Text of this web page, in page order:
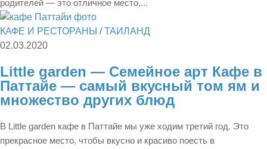
родителей — это отличное место,...
КАФЕ И РЕСТОРАНЫ /ТАИЛАНД
02.03.2020
Little garden — Семейное арт Кафе в
Паттайе — самый вкусный том ям и
множество других блюд
В Little garden кафе в Паттайе мы уже ходим третий год. Это
прекрасное место, чтобы вкусно и красиво поесть в